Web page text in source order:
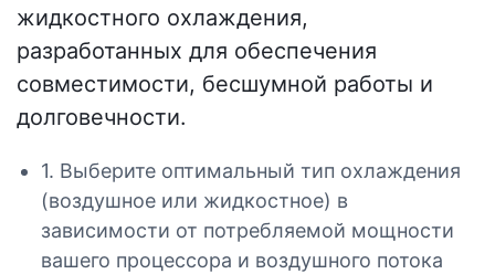
жидкостного охлаждения,
разработанных для обеспечения
совместимости, бесшумной работы и
долговечности.
1. Выберите оптимальный тип охлаждения
(воздушное или жидкостное) в
зависимости от потребляемой мощности
вашего процессора и воздушного потока